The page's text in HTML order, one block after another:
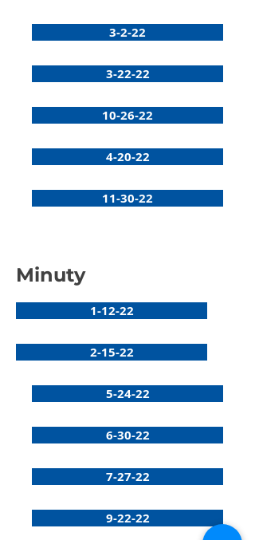
3-2-22
3-22-22
10-26-22
4-20-22
11-30-22
Minuty
1-12-22
2-15-22
5-24-22
6-30-22
7-27-22
9-22-22